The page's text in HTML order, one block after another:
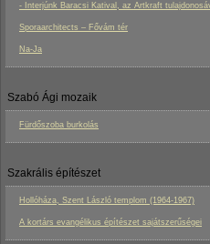
- Interjúnk Baracsi Katival, az Artkraft
Sporaarchitects – Fővám tér
Na-Ja
Szabó Ági mozaik
Fürdőszoba burkolás
Szakrális építészet
Hollóháza, Szent László templom (1964-1967)
A kortárs evangélikus építészet sajátszerűségei